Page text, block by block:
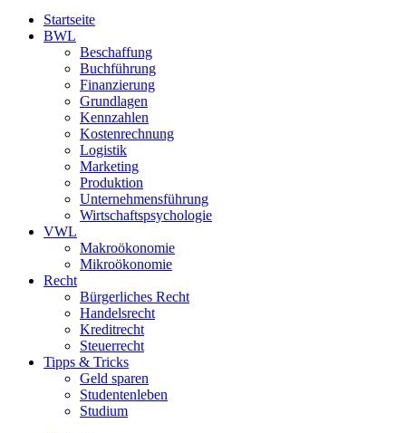
Startseite
BWL
Beschaffung
Buchführung
Finanzierung
Grundlagen
Kennzahlen
Kostenrechnung
Logistik
Marketing
Produktion
Unternehmensführung
Wirtschaftspsychologie
VWL
Makroökonomie
Mikroökonomie
Recht
Bürgerliches Recht
Handelsrecht
Kreditrecht
Steuerrecht
Tipps & Tricks
Geld sparen
Studentenleben
Studium